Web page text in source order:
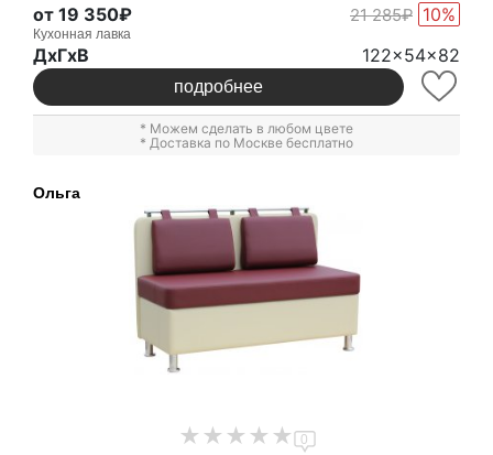
от 19 350₽ 21 285₽ 10%
Кухонная лавка
ДxГxВ 122x54x82
подробнее
* Можем сделать в любом цвете
* Доставка по Москве бесплатно
Ольга
0